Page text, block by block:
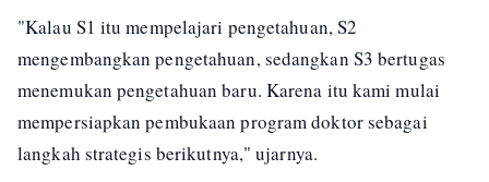
"Kalau S1 itu mempelajari pengetahuan, S2
mengembangkan pengetahuan, sedangkan S3 bertugas
menemukan pengetahuan baru. Karena itu kami mulai
mempersiapkan pembukaan program doktor sebagai
langkah strategis berikutnya," ujarnya.